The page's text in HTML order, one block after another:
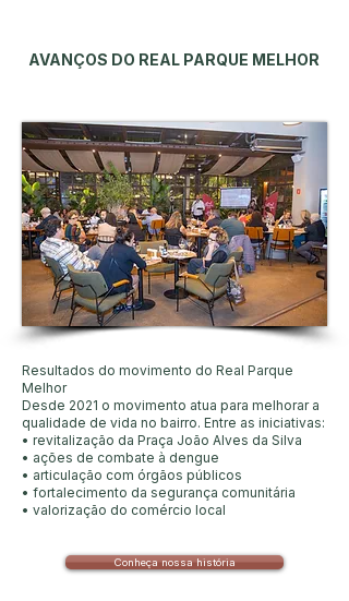
AVANÇOS DO REAL PARQUE MELHOR
Resultados do movimento do Real Parque
Melhor
Desde 2021 o movimento atua para melhorar a
qualidade de vida no bairro. Entre as iniciativas:
• revitalização da Praça João Alves da Silva
• ações de combate à dengue
• articulação com órgãos públicos
• fortalecimento da segurança comunitária
• valorização do comércio local
Conheça nossa história